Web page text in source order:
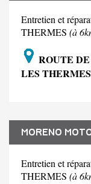
Entretien et
THERMES (à
ROUTE
LES THERMES
MORENO
Entretien et
THERMES (à